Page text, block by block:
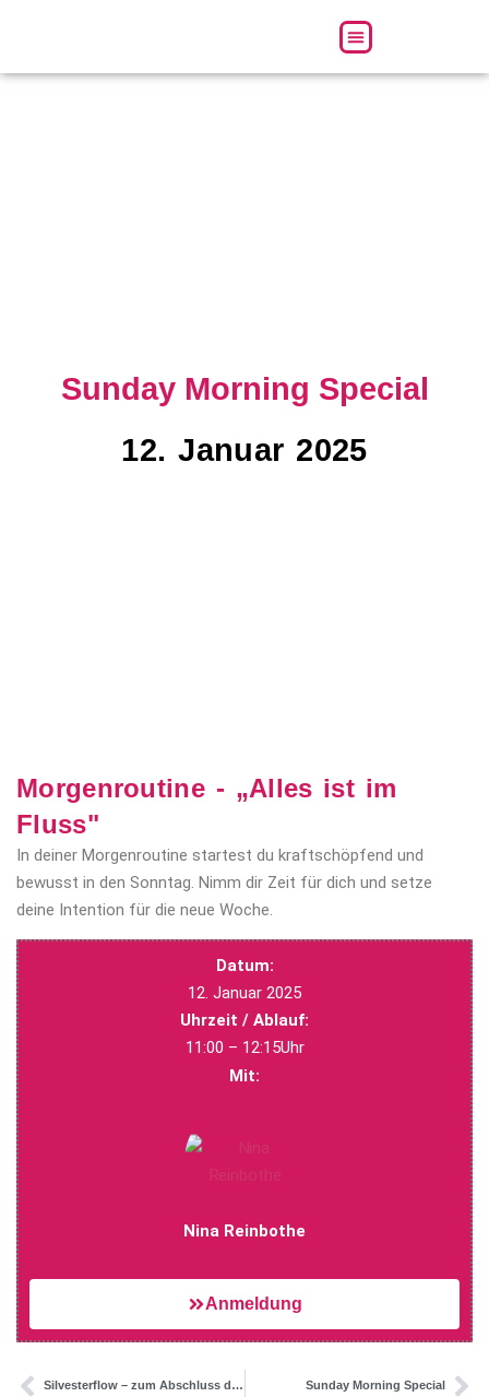
Sunday Morning Special
12. Januar 2025
Morgenroutine - „Alles ist im
Fluss"
In deiner Morgenroutine startest du kraftschöpfend und
bewusst in den Sonntag. Nimm dir Zeit für dich und setze
deine Intention für die neue Woche.
Datum:
12. Januar 2025
Uhrzeit / Ablauf:
11:00 – 12:15Uhr
Mit:
Nina Reinbothe
Anmeldung
Silvesterflow – zum Abschluss des Jahres! Sunday Morning Special